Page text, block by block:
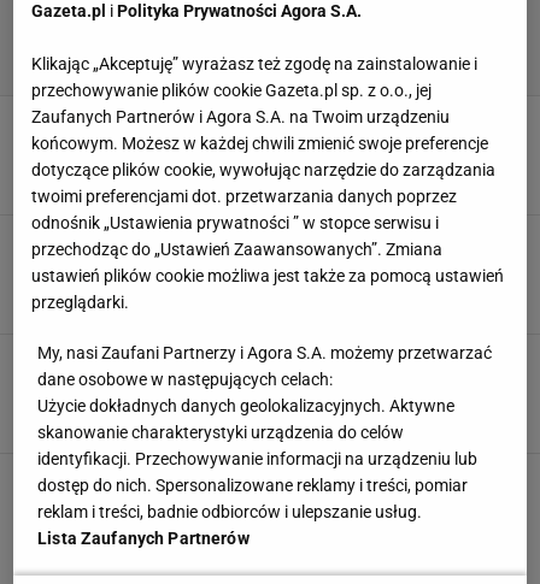
Mandaryna szalała z dorosłymi dziećmi na
Open'erze. Pod zdjęciami lawina komentarzy
Kinga Molenda,6 LIPCA 2025, 14:46
Fabijański spędził święta ze znaną
piosenkarką. Będziecie w szoku
Mandaryna szczerze o ukochanej swojego
syna. To siostra znanego aktora!
Dominika Kowalska, 28 MAJA 2024, 20:31
Michał Wiśniewski opublikował zdjęcie matki
ze szpitalnego łóżka. Syn muzyka zdradził, w
jakim jest stanie
Gazeta.pl iPolityka Prywatności Agora S.A.
Klikając „Akceptuję” wyrażasz też zgodę na zainstalowanie i
przechowywanie plików cookie Gazeta.pl sp. z o.o., jej
Zaufanych Partnerów i Agora S.A. na Twoim urządzeniu
końcowym. Możesz w każdej chwili zmienić swoje preferencje
dotyczące plików cookie, wywołując narzędzie do zarządzania
twoimi preferencjami dot. przetwarzania danych poprzez
odnośnik „Ustawienia prywatności ” w stopce serwisu i
przechodząc do „Ustawień Zaawansowanych”. Zmiana
ustawień plików cookie możliwa jest także za pomocą ustawień
przeglądarki.
My, nasi Zaufani Partnerzy i Agora S.A. możemy przetwarzać
dane osobowe w następujących celach:
Użycie dokładnych danych geolokalizacyjnych. Aktywne
skanowanie charakterystyki urządzenia do celów
identyfikacji. Przechowywanie informacji na urządzeniu lub
dostęp do nich. Spersonalizowane reklamy i treści, pomiar
reklam i treści, badnie odbiorców i ulepszanie usług.
Lista Zaufanych Partnerów